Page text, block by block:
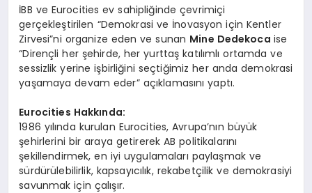
İBB ve Eurocities ev sahipliğinde çevrimiçi
gerçekleştirilen “Demokrasi ve İnovasyon için Kentler
Zirvesi”ni organize eden ve sunan Mine Dedekoca ise
“Dirençli her şehirde, her yurttaş katılımlı ortamda ve
sessizlik yerine işbirliğini seçtiğimiz her anda demokrasi
yaşamaya devam eder” açıklamasını yaptı.
Eurocities Hakkında:
1986 yılında kurulan Eurocities, Avrupa’nın büyük
şehirlerini bir araya getirerek AB politikalarını
şekillendirmek, en iyi uygulamaları paylaşmak ve
sürdürülebilirlik, kapsayıcılık, rekabetçilik ve demokrasiyi
savunmak için çalışır.